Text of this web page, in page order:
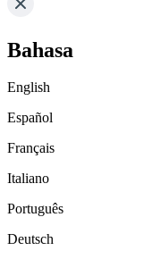
Bahasa
English
Español
Français
Italiano
Português
Deutsch